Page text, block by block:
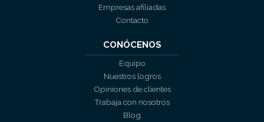
Empresas afiliadas
Contacto
CONÓCENOS
Equipo
Nuestros logros
Opiniones de clientes
Trabaja con nosotros
Blog